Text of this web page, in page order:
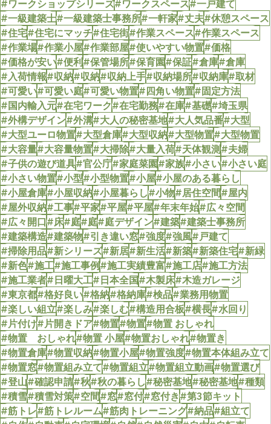
#ワークショップシリーズ#ワークスペース#一戸建て
#一級建築士#一級建築士事務所#一軒家#丈夫#休憩スペース
#住宅#住宅にマッチ#住宅街#作業スペース#作業スペース
#作業場#作業小屋#作業部屋#使いやすい物置#価格
#価格が安い#便利#保管場所#保育園#保証#倉庫#倉庫
#入荷情報#収納#収納#収納上手#収納場所#収納庫#取材
#可愛い#可愛い庭#可愛い物置#四角い物置#固定方法
#国内輸入元#在宅ワーク#在宅勤務#在庫#基礎#埼玉県
#外構デザイン#外溝#大人の秘密基地#大人気品番#大型
#大型ユーロ物置#大型倉庫#大型収納#大型物置#大型物置
#大容量#大容量物置#大掃除#大量入荷#天体観測#夫婦
#子供の遊び道具#官公庁#家庭菜園#家族#小さい#小さい庭
#小さい物置#小型#小型物置#小屋#小屋のある暮らし
#小屋倉庫#小屋収納#小屋暮らし#小物#居住空間#屋内
#屋外収納#工事#平家#平屋#平屋#年末年始#広々空間
#広々開口#床#庭#庭#庭デザイン#建築#建築士事務所
#建築構造#建築物#引き違い窓#強度#強風#戸建て
#掃除用品#新シリーズ#新居#新生活#新築#新築住宅#新緑
#新色#施工#施工事例#施工実績豊富#施工店#施工方法
#施工業者#日曜大工#日本全国#木製床#木造ガレージ
#東京都#格好良い#格納#格納庫#検品#業務用物置
#楽しい組立#楽しみ#楽しむ#構造用合板#横長#水回り
#片付け#片開きドア#物置#物置#物置 おしゃれ
#物置 おしゃれ#物置 小屋#物置おしゃれ#物置き
#物置倉庫#物置収納#物置小屋#物置強度#物置本体組み立て
#物置窓#物置組み立て#物置組立#物置組立動画#物置選び
#登山#確認申請#秋#秋の暮らし#秘密基地#秘密基地#種類
#積雪#積雪対策#空間#窓#窓付#窓付き#第3節キット
#筋トレ#筋トレルーム#筋肉トレーニング#納品#組立て